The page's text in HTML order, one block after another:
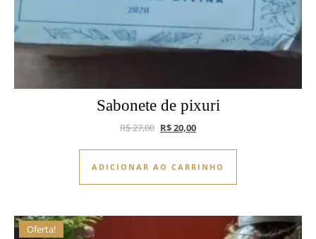
Sabonete de pixuri
R$27,00 O preço original era: R$ 27,00.
R$20,00O preço atual é: R$ 20,00.
ADICIONAR AO CARRINHO
Oferta!